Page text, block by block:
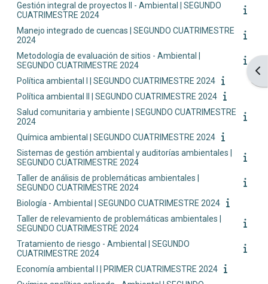
Gestión integral de proyectos II - Ambiental | SEGUNDO
CUATRIMESTRE 2024
Manejo integrado de cuencas | SEGUNDO CUATRIMESTRE
2024
Metodología de evaluación de sitios - Ambiental |
SEGUNDO CUATRIMESTRE 2024
Política ambiental I | SEGUNDO CUATRIMESTRE 2024
Política ambiental II | SEGUNDO CUATRIMESTRE 2024
Salud comunitaria y ambiente | SEGUNDO CUATRIMESTRE
2024
Química ambiental | SEGUNDO CUATRIMESTRE 2024
Sistemas de gestión ambiental y auditorías ambientales |
SEGUNDO CUATRIMESTRE 2024
Taller de análisis de problemáticas ambientales |
SEGUNDO CUATRIMESTRE 2024
Biología - Ambiental | SEGUNDO CUATRIMESTRE 2024
Taller de relevamiento de problemáticas ambientales |
SEGUNDO CUATRIMESTRE 2024
Tratamiento de riesgo - Ambiental | SEGUNDO
CUATRIMESTRE 2024
Economía ambiental I | PRIMER CUATRIMESTRE 2024